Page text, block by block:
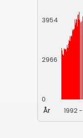
3954
2966
0
År
1992